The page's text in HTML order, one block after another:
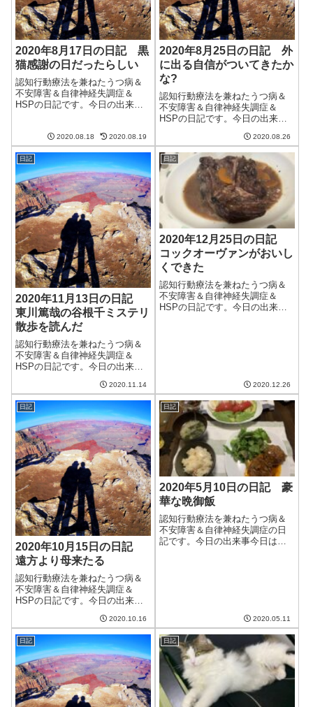
2020年8月17日の日記 黒
猫感謝の日だったらしい
認知行動療法を兼ねたうつ病＆
不安障害＆自律神経失調症＆
HSPの日記です。今日の出来事
たがほとんど降らず。もうちょ
い天気予報の精度が上がらない
ものか。というか、なぜ気象予
報士は天気予報が...
2020.08.18 2020.08.19
2020年8月25日の日記 外
に出る自信がついてきたか
な?
認知行動療法を兼ねたうつ病＆
不安障害＆自律神経失調症＆
HSPの日記です。今日の出来事
うで、涼しいまではいかない
が、強烈な暑さではなかった。
しかしながら、室内にいると外
の気温が低くなると除湿がうま
くきかなくなり余計...
2020.08.26
日記
2020年11月13日の日記
東川篤哉の谷根千ミステリ
散歩を読んだ
認知行動療法を兼ねたうつ病＆
不安障害＆自律神経失調症＆
HSPの日記です。今日の出来事
り比較的過ごしやすい一日だっ
た。この先一週間は暖かい日が
続くらしい。一か月予報も平年
より暖かいとのことだったの
で、今年は暖冬なの...
2020.11.14
日記
2020年12月25日の日記
コックオーヴァンがおいし
くできた
認知行動療法を兼ねたうつ病＆
不安障害＆自律神経失調症＆
HSPの日記です。今日の出来事
2020.12.26
日記
2020年10月15日の日記
遠方より母来たる
認知行動療法を兼ねたうつ病＆
不安障害＆自律神経失調症＆
HSPの日記です。今日の出来事
曇りで気温が低く、すっきりし
ない。予報によると今週中はず
っとこんな感じらしい。土曜日
はかなり気温が下がるみたいだ
し、体調管理に気...
2020.10.16
日記
2020年5月10日の日記 豪
華な晩御飯
認知行動療法を兼ねたうつ病＆
不安障害＆自律神経失調症の日
記です。今日の出来事今日は日
2020.05.11
日記 日記